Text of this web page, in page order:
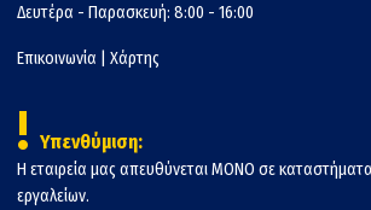
Δευτέρα - Παρασκευή: 8:00 - 16:00
Επικοινωνία Χάρτης
! Υπενθύμιση:
Η εταιρεία μας απευθύνεται ΜΟΝΟ σε
εργαλείων.